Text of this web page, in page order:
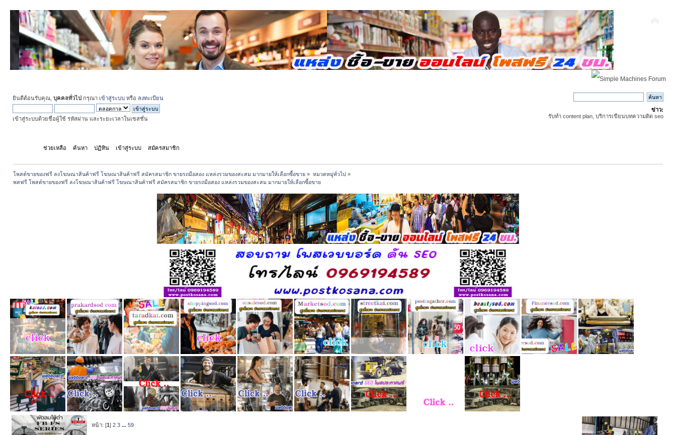
ยินดีต้อนรับคุณ, บุคคลทั่วไป กรุณา เข้าสู่ระบบ หรือ ลงทะเบียน
เข้าสู่ระบบด้วยชื่อผู้ใช้ รหัสผ่าน และระยะเวลาในเซสชั่น
ข่าว:
รับทำ content plan, บริการเขียนบทความติด seo
ช่วยเหลือ ค้นหา ปฏิทิน เข้าสู่ระบบ สมัครสมาชิก
โพสต์ขายของฟรี ลงโฆษณาสินค้าฟรี โฆษณาสินค้าฟรี สมัครสมาชิก ขายรถมือสอง แหล่งรวมของสะสม มากมายให้เลือกซื้อขาย » หมวดหมู่ทั่วไป»
พสฟรี โพสต์ขายของฟรี ลงโฆษณาสินค้าฟรี โฆษณาสินค้าฟรี สมัครสมาชิก ขายรถมือสอง แหล่งรวมของสะสม มากมายให้เลือกซื้อขาย
หน้า: [1]2 3 ...59